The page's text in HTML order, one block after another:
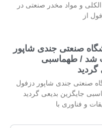
و مواد مخدر صنعتی در
از
صنعتی جندی شاپور
شد / طهماسبی
گردید
صنعتی جندی شاپور دزفول
جایگزین بدیعی گردید
و فناوری با